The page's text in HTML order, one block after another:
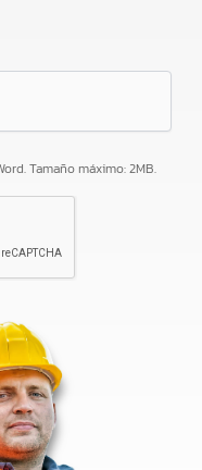
Tamaño máximo: 2MB.